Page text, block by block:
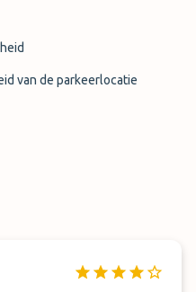
van de parkeerlocatie